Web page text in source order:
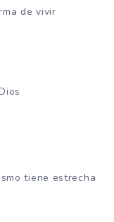
de vivir
tiene estrecha